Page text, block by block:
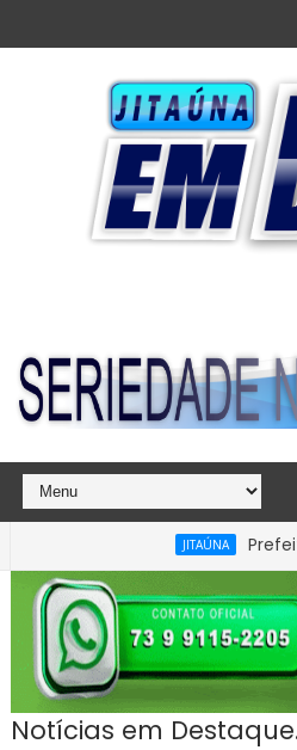
Prefeitura de
Notícias em Destaque.